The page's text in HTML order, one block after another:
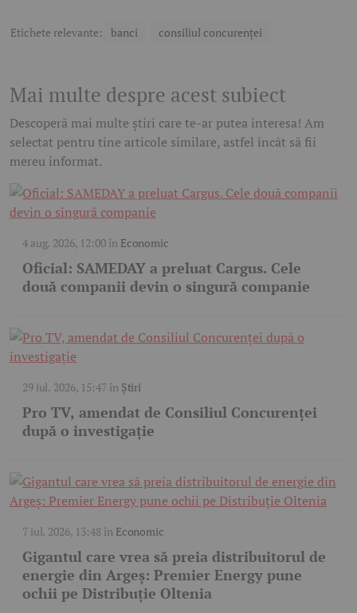
Etichete relevante: banci consiliul concurenței
Mai multe despre acest subiect
Descoperă mai multe știri care te-ar putea interesa! Am
selectat pentru tine articole similare, astfel încât să fii
mereu informat.
4 aug. 2026, 12:00în Economic
Oficial: SAMEDAY a preluat Cargus. Cele
două companii devin o singură companie
29 iul. 2026, 15:47în Știri
Pro TV, amendat de Consiliul Concurenței
după o investigație
7 iul. 2026, 13:48în Economic
Gigantul care vrea să preia distribuitorul de
energie din Argeș: Premier Energy pune
ochii pe Distribuție Oltenia